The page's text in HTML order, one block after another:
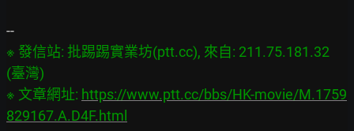
※ 發信站: 批踢踢實業坊(ptt.cc), 來自: 211.75.181.32
(臺灣)
※ 文章網址: https://www.ptt.cc/bbs/HK-movie/M.1759
829167.A.D4F.html